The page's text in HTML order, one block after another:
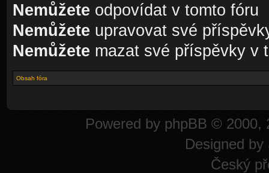
Nemůžete odpovídat v tomto fóru
Nemůžete upravovat své
Nemůžete mazat své příspěvky v
Obsah fóra
Powered by phpBB © 2000,
Designed by
Český